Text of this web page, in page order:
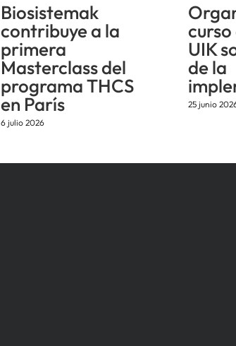
Biosistemak
contribuye a la
primera
Masterclass del
programa THCS
en París
6 julio 2026
UIK
de la
25 junio